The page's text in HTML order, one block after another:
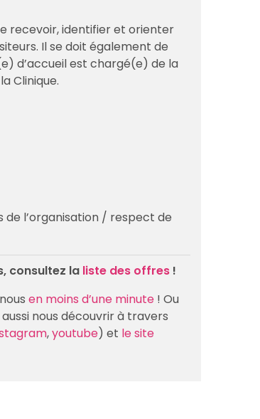
recevoir, identifier et orienter
Il se doit également de
d’accueil est chargé(e) de la
Clinique.
de l’organisation / respect de
consultez la liste des offres !
en moins d’une minute ! Ou
aussi nous découvrir à travers
,youtube) et le site